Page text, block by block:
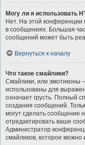
Могу ли я использовать
Нет. На этой конференции
в сообщениях. Большая
сообщений может быть
Вернуться к началу
Что такое смайлики?
Смайлики, или эмотиконы
использованы для
означает грусть. Полный
создания сообщений.
могут сделать сообщение
отредактировать ваше
Администратор
смайликов, которое можно